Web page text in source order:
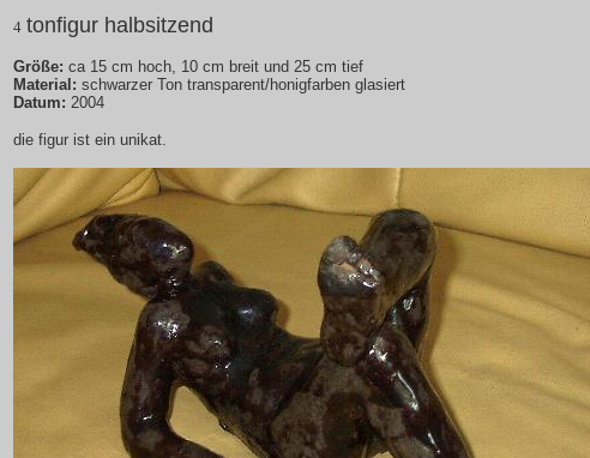
4 tonfigur halbsitzend
Größe: ca 15 cm hoch, 10 cm breit und 25 cm tief
Material: schwarzer Ton transparent/honigfarben glasiert
Datum: 2004
die figur ist ein unikat.